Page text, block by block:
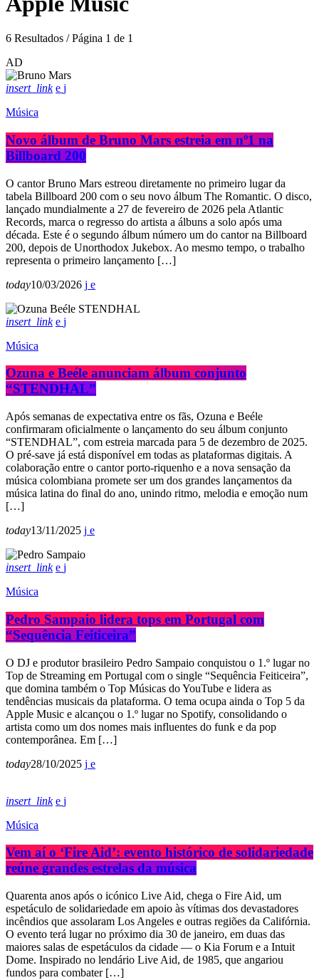
6 Resultados / Página 1 de 1
AD
insert_link
Música
Novo álbum de Bruno Mars estreia em nº1 na
Billboard 200
O cantor Bruno Mars estreou diretamente no primeiro lugar da
tabela Billboard 200 com o seu novo álbum The Romantic. O disco,
lançado mundialmente a 27 de fevereiro de 2026 pela Atlantic
Records, marca o regresso do artista a álbuns a solo após uma
década. Este é o segundo álbum número um do cantor na Billboard
200, depois de Unorthodox Jukebox. Ao mesmo tempo, o trabalho
representa o primeiro lançamento […]
today10/03/2026
insert_link
Música
Ozuna e Beéle anunciam álbum conjunto
“STENDHAL”
Após semanas de expectativa entre os fãs, Ozuna e Beéle
confirmaram oficialmente o lançamento do seu álbum conjunto
“STENDHAL”, com estreia marcada para 5 de dezembro de 2025.
O pré-save já está disponível em todas as plataformas digitais. A
colaboração entre o cantor porto-riquenho e a nova sensação da
música colombiana promete ser um dos grandes lançamentos da
música latina do final do ano, unindo ritmo, melodia e emoção num
[…]
today13/11/2025
insert_link
Música
Pedro Sampaio lidera tops em Portugal com
“Sequência Feiticeira”
O DJ e produtor brasileiro Pedro Sampaio conquistou o 1.º lugar no
Top de Streaming em Portugal com o single “Sequência Feiticeira”,
que domina também o Top Músicas do YouTube e lidera as
tendências musicais da plataforma. O tema ocupa ainda o Top 5 da
Apple Music e alcançou o 1.º lugar no Spotify, consolidando o
artista como um dos nomes mais influentes do funk e da pop
contemporânea. Em […]
today28/10/2025
insert_link
Música
Vem aí o ‘Fire Aid’: evento histórico de solidariedade
reúne grandes estrelas da música
Quarenta anos após o icónico Live Aid, chega o Fire Aid, um
espetáculo de solidariedade em apoio às vítimas dos devastadores
incêndios que assolaram Los Angeles e outras regiões da Califórnia.
O evento terá lugar no próximo dia 30 de janeiro, em duas das
maiores salas de espetáculos da cidade — o Kia Forum e a Intuit
Dome. Inspirado no lendário Live Aid, de 1985, que angariou
fundos para combater […]